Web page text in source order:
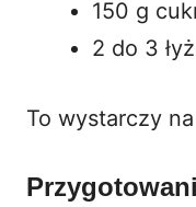
150 g
2 do 3
To wystarczy